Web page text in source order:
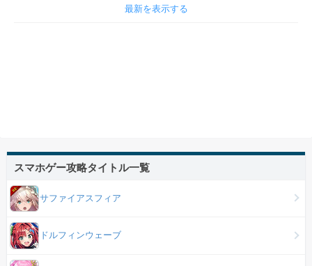
最新を表示する
スマホゲー攻略タイトル一覧
サファイアスフィア
ドルフィンウェーブ